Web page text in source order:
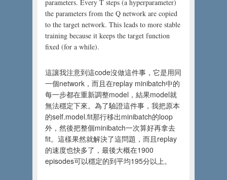
parameters. Every T steps (a hyperparameter)
the parameters from the Q network are copied
to the target network. This leads to more stable
training because it keeps the target function
fixed (for a while).
這讓我注意到這code沒做這件事，它是用同
一個network，而且在replay minibatch中的
每一步都在重新調整model，結果model就
無法穩定下來。為了驗證這件事，我把原本
的self.model.fit那行移出minibatch的loop
外，然後把整個minibatch一次算好再拿去
fit。這樣果然就解決了這問題，而且replay
的速度也快多了，最後大概在1900
episodes可以穩定的到平均195分以上。